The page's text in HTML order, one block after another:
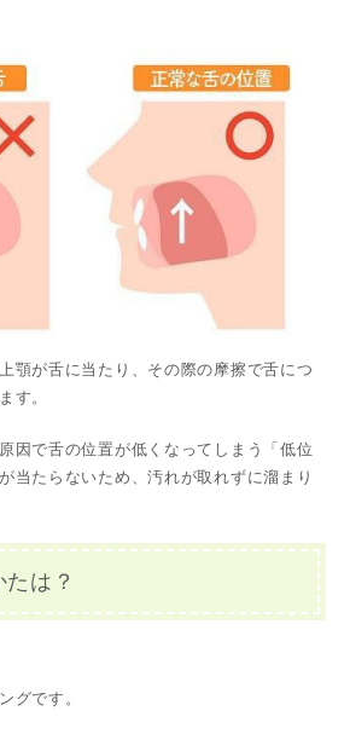
顎が舌に当たり、その際の摩擦で舌につ
す。
因で舌の位置が低くなってしまう「低位
当たらないため、汚れが取れずに溜まり
は？
グです。